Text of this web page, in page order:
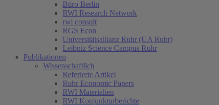
Büro Berlin
RWI Research Network
rwi consult
RGS Econ
Universitätsallianz Ruhr (UA Ruhr)
Leibniz Science Campus Ruhr
Publikationen
Wissenschaftlich
Referierte Artikel
Ruhr Economic Papers
RWI Materialien
RWI Konjunkturberichte